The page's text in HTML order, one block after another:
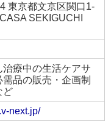
東京都文京区関口1-
SEKIGUCHI
治療中の生活ケアサ
品の販売・企画制
ど
next.jp/